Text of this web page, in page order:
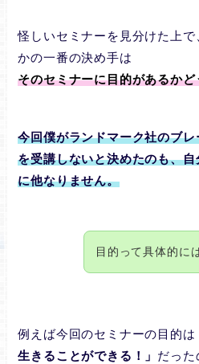
怪しいセミナーを見分けた上で
かの一番の決め手は
そのセミナーに目的があるかど
今回僕がランドマーク社のブ
を受講しないと決めたのも、
に他なりません。
目的って具体的に
例えば今回のセミナーの目的は
生きることができる！」 だった